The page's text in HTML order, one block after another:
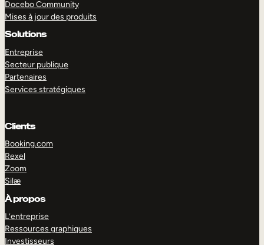
Docebo Community
Mises à jour des produits
Solutions
Entreprise
Secteur publique
Partenaires
Services stratégiques
Clients
Booking.com
Rexel
Zoom
Silæ
À propos
L’entreprise
Ressources graphiques
Investisseurs